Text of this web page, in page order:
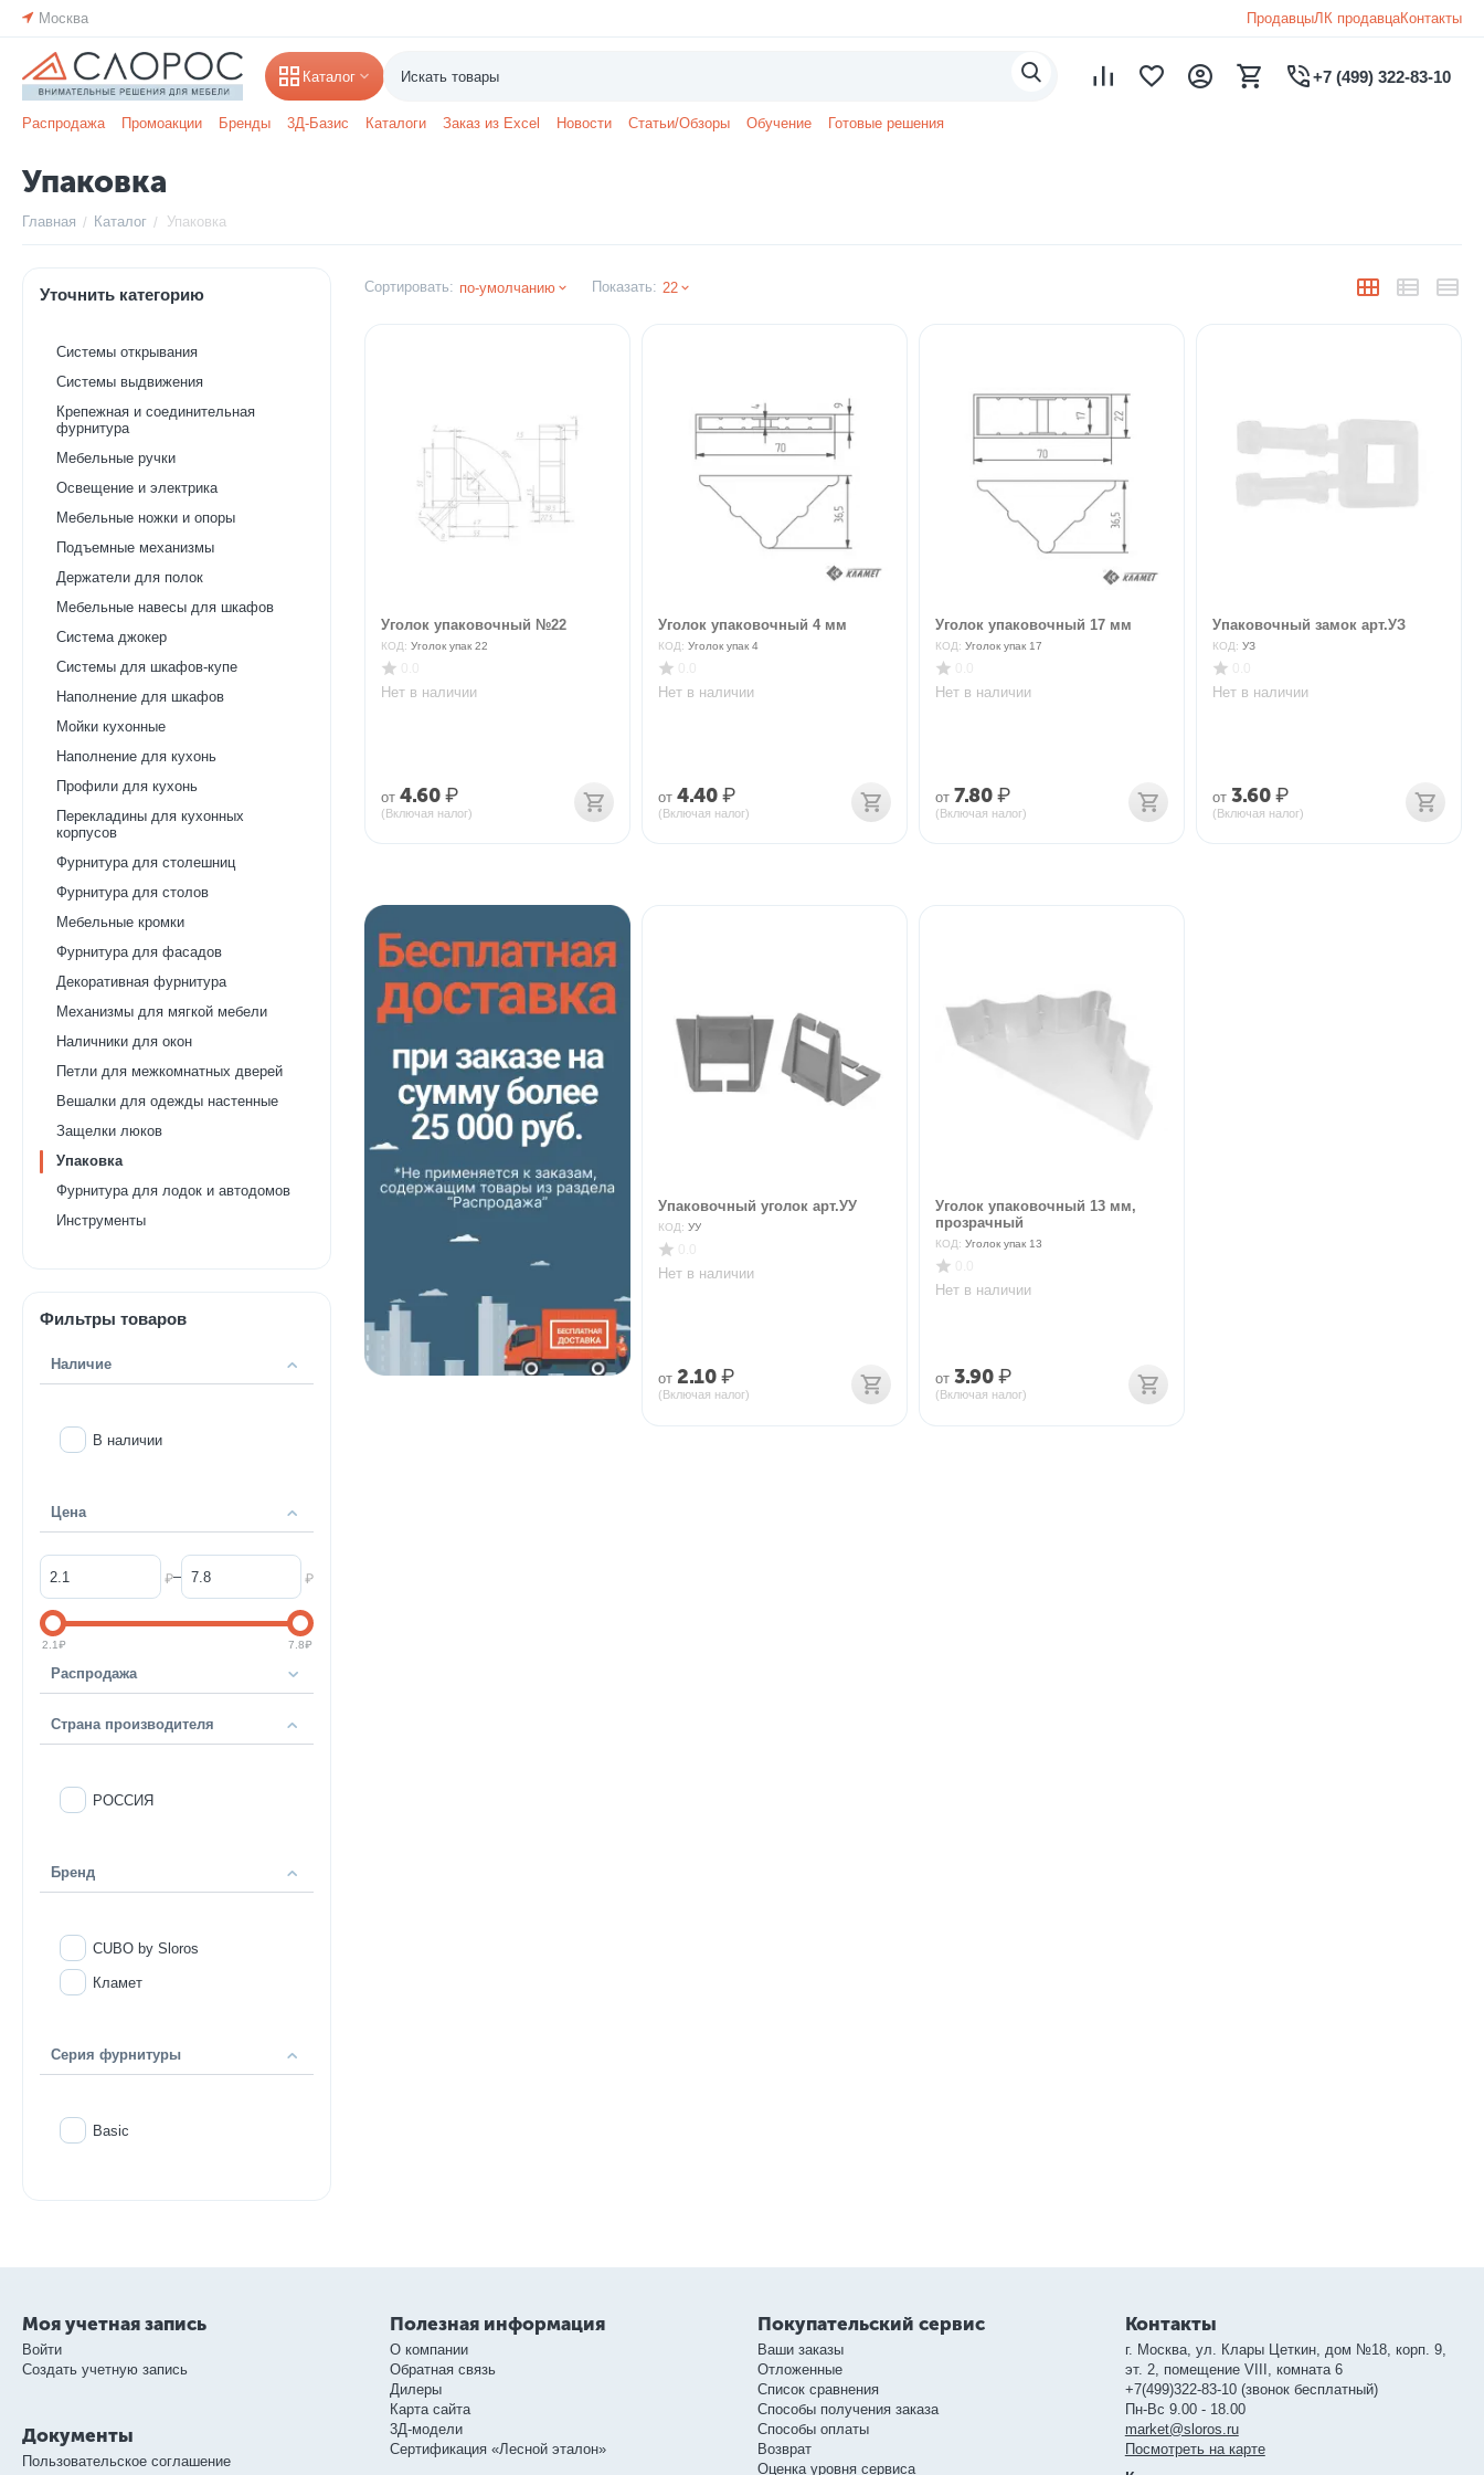
Москва ПродавцыЛК продавцаКонтакты
Каталог +7 (499) 322-83-10
Распродажа Промоакции Бренды 3Д-Базис Каталоги Заказ из Excel Новости Статьи/Обзоры Обучение Готовые решения
Упаковка
Главная / Каталог / Упаковка
Сортировать: по-умолчанию Показать: 22
Уголок упаковочный №22
КОД: Уголок упак 22
Нет в наличии
от 4.60 ₽
(Включая налог)
Уголок упаковочный 4 мм
КОД: Уголок упак 4
Нет в наличии
от 4.40 ₽
(Включая налог)
Уголок упаковочный 17 мм
КОД: Уголок упак 17
Нет в наличии
от 7.80 ₽
(Включая налог)
Упаковочный замок арт.УЗ
КОД: УЗ
Нет в наличии
от 3.60 ₽
(Включая налог)
Упаковочный уголок арт.УУ
КОД: УУ
Нет в наличии
от 2.10 ₽
(Включая налог)
Уголок упаковочный 13 мм,
прозрачный
КОД: Уголок упак 13
Нет в наличии
от 3.90 ₽
(Включая налог)
Уточнить категорию
Системы открывания
Системы выдвижения
Крепежная и соединительная
фурнитура
Мебельные ручки
Освещение и электрика
Мебельные ножки и опоры
Подъемные механизмы
Держатели для полок
Мебельные навесы для шкафов
Система джокер
Системы для шкафов-купе
Наполнение для шкафов
Мойки кухонные
Наполнение для кухонь
Профили для кухонь
Перекладины для кухонных
корпусов
Фурнитура для столешниц
Фурнитура для столов
Мебельные кромки
Фурнитура для фасадов
Декоративная фурнитура
Механизмы для мягкой мебели
Наличники для окон
Петли для межкомнатных дверей
Вешалки для одежды настенные
Защелки люков
Упаковка
Фурнитура для лодок и автодомов
Инструменты
Фильтры товаров
Наличие
В наличии
Цена
₽– ₽
2.1₽ 7.8₽
Распродажа
Страна производителя
РОССИЯ
Бренд
CUBO by Sloros
Кламет
Серия фурнитуры
Basic
Моя учетная запись
Войти
Создать учетную запись
Документы
Пользовательское соглашение
Полезная информация
О компании
Обратная связь
Дилеры
Карта сайта
3Д-модели
Сертификация «Лесной эталон»
Покупательский сервис
Ваши заказы
Отложенные
Список сравнения
Способы получения заказа
Способы оплаты
Возврат
Оценка уровня сервиса
Контакты
г. Москва, ул. Клары Цеткин, дом №18, корп. 9,
эт. 2, помещение VIII, комната 6
+7(499)322-83-10 (звонок бесплатный)
Пн-Вс 9.00 - 18.00
market@sloros.ru
Посмотреть на карте